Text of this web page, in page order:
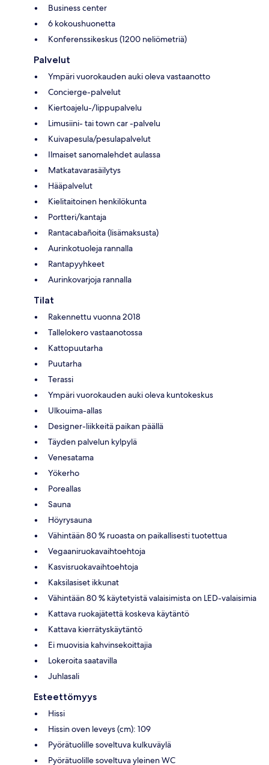
Business center
6 kokoushuonetta
Konferenssikeskus (1200 neliömetriä)
Palvelut
Ympäri vuorokauden auki oleva vastaanotto
Concierge-palvelut
Kiertoajelu-/lippupalvelu
Limusiini- tai town car -palvelu
Kuivapesula/pesulapalvelut
Ilmaiset sanomalehdet aulassa
Matkatavarasäilytys
Hääpalvelut
Kielitaitoinen henkilökunta
Portteri/kantaja
Rantacabañoita (lisämaksusta)
Aurinkotuoleja rannalla
Rantapyyhkeet
Aurinkovarjoja rannalla
Tilat
Rakennettu vuonna 2018
Tallelokero vastaanotossa
Kattopuutarha
Puutarha
Terassi
Ympäri vuorokauden auki oleva kuntokeskus
Ulkouima-allas
Designer-liikkeitä paikan päällä
Täyden palvelun kylpylä
Venesatama
Yökerho
Poreallas
Sauna
Höyrysauna
Vähintään 80 % ruoasta on paikallisesti tuotettua
Vegaaniruokavaihtoehtoja
Kasvisruokavaihtoehtoja
Kaksilasiset ikkunat
Vähintään 80 % käytetyistä valaisimista on LED-valaisimia
Kattava ruokajätettä koskeva käytäntö
Kattava kierrätyskäytäntö
Ei muovisia kahvinsekoittajia
Lokeroita saatavilla
Juhlasali
Esteettömyys
Hissi
Hissin oven leveys (cm): 109
Pyörätuolille soveltuva kulkuväylä
Pyörätuolille soveltuva yleinen WC